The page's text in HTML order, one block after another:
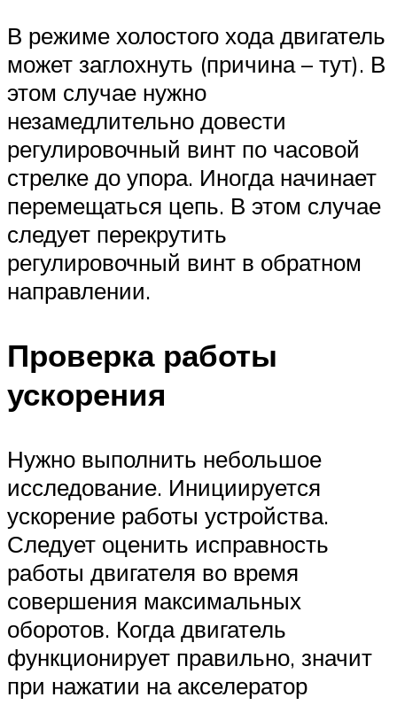
В режиме холостого хода двигатель
может заглохнуть (причина – тут). В
этом случае нужно
незамедлительно довести
регулировочный винт по часовой
стрелке до упора. Иногда начинает
перемещаться цепь. В этом случае
следует перекрутить
регулировочный винт в обратном
направлении.
Проверка работы
ускорения
Нужно выполнить небольшое
исследование. Инициируется
ускорение работы устройства.
Следует оценить исправность
работы двигателя во время
совершения максимальных
оборотов. Когда двигатель
функционирует правильно, значит
при нажатии на акселератор